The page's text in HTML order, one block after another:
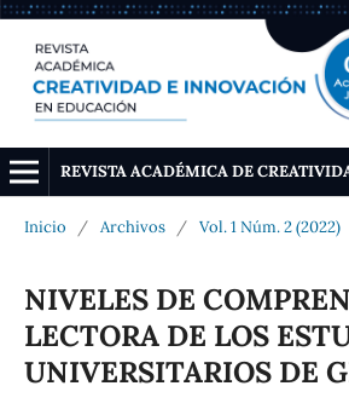
Inicio / Archivos / Vol. 1 Núm. 2 (2022)
NIVELES DE
LECTORA DE LOS
UNIVERSITARIOS DE